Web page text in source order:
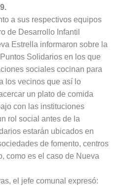
a sus respectivos equipos
de Desarrollo Infantil
Estrella informaron sobre la
Solidarios en los que
sociales cocinan para
los vecinos que así lo
un plato de comida
con las instituciones
rol social antes de la
estarán ubicados en
de fomento, centros
como es el caso de Nueva
el jefe comunal expresó: